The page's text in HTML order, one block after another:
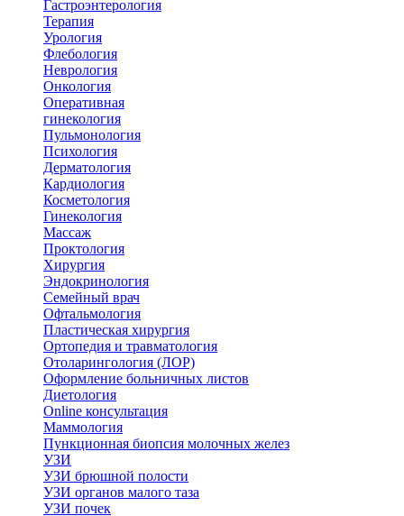
Гастроэнтерология
Терапия
Урология
Флебология
Неврология
Онкология
Оперативная
гинекология
Пульмонология
Психология
Дерматология
Кардиология
Косметология
Гинекология
Массаж
Проктология
Хирургия
Эндокринология
Семейный врач
Офтальмология
Пластическая хирургия
Ортопедия и травматология
Отоларингология (ЛОР)
Оформление больничных листов
Диетология
Online консультация
Маммология
Пункционная биопсия молочных желез
УЗИ
УЗИ брюшной полости
УЗИ органов малого таза
УЗИ почек